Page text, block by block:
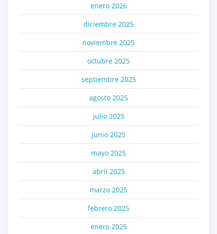
enero 2026
diciembre 2025
noviembre 2025
octubre 2025
septiembre 2025
agosto 2025
julio 2025
junio 2025
mayo 2025
abril 2025
marzo 2025
febrero 2025
enero 2025